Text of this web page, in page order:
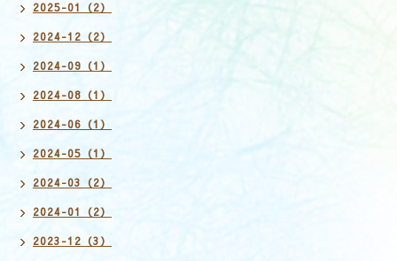
2025-01（2）
2024-12（2）
2024-09（1）
2024-08（1）
2024-06（1）
2024-05（1）
2024-03（2）
2024-01（2）
2023-12（3）